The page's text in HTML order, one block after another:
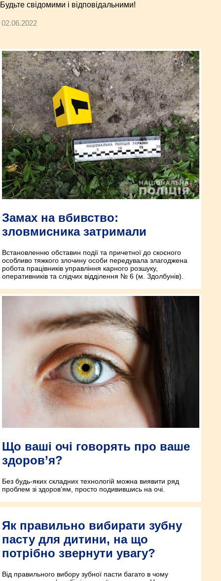
Будьте свідомими і відповідальними!
02.06.2022
Замах на вбивство:
зловмисника затримали
Встановленню обставин події та причетної до скоєного
особливо тяжкого злочину особи передувала злагоджена
робота працівників управління карного розшуку,
оперативників та слідчих відділення № 6 (м. Здолбунів).
Що ваші очі говорять про ваше
здоров’я?
Без будь-яких складних технологій можна виявити ряд
проблем зі здоров’ям, просто подивившись на очі.
Як правильно вибирати зубну
пасту для дитини, на що
потрібно звернути увагу?
Від правильного вибору зубної пасти багато в чому